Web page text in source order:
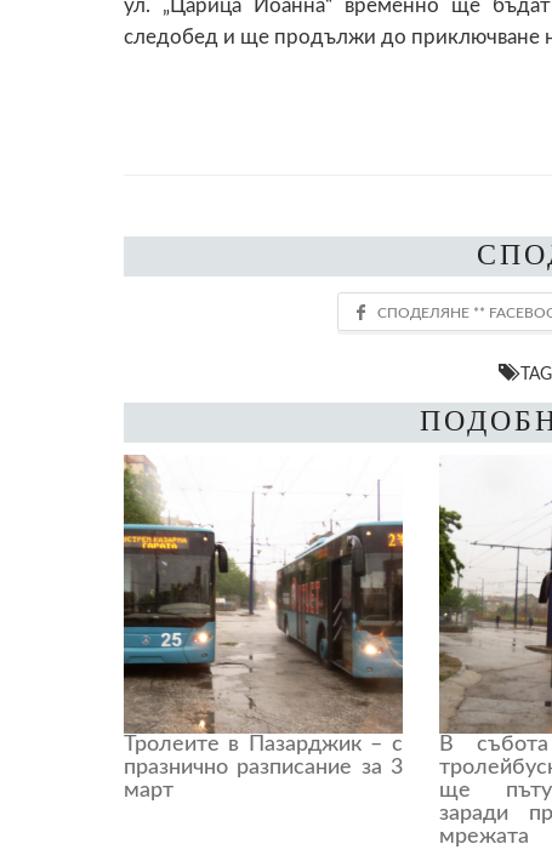
ул. „Царица Йоанна“ временно ще
следобед и ще продължи до приключване
Тролеите в Пазарджик – с
празнично разписание за 3
март
В
ще
заради
мрежата